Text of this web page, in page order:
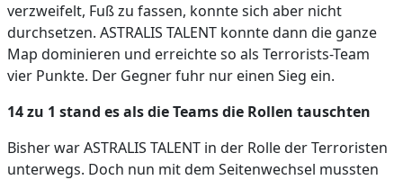
verzweifelt, Fuß zu fassen, konnte sich aber nicht
durchsetzen. ASTRALIS TALENT konnte dann die ganze
Map dominieren und erreichte so als Terrorists-Team
vier Punkte. Der Gegner fuhr nur einen Sieg ein.
14 zu 1 stand es als die Teams die Rollen tauschten
Bisher war ASTRALIS TALENT in der Rolle der Terroristen
unterwegs. Doch nun mit dem Seitenwechsel mussten